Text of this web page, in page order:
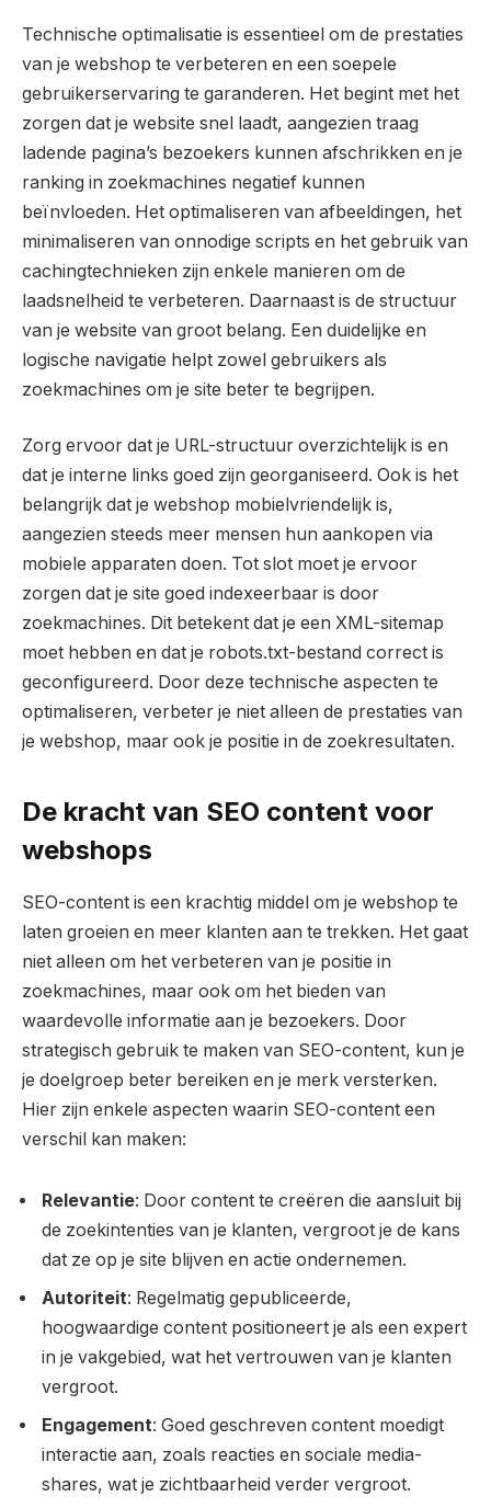
Technische optimalisatie is essentieel om de prestaties
van je webshop te verbeteren en een soepele
gebruikerservaring te garanderen. Het begint met het
zorgen dat je website snel laadt, aangezien traag
ladende pagina’s bezoekers kunnen afschrikken en je
ranking in zoekmachines negatief kunnen
beïnvloeden. Het optimaliseren van afbeeldingen, het
minimaliseren van onnodige scripts en het gebruik van
cachingtechnieken zijn enkele manieren om de
laadsnelheid te verbeteren. Daarnaast is de structuur
van je website van groot belang. Een duidelijke en
logische navigatie helpt zowel gebruikers als
zoekmachines om je site beter te begrijpen.
Zorg ervoor dat je URL-structuur overzichtelijk is en
dat je interne links goed zijn georganiseerd. Ook is het
belangrijk dat je webshop mobielvriendelijk is,
aangezien steeds meer mensen hun aankopen via
mobiele apparaten doen. Tot slot moet je ervoor
zorgen dat je site goed indexeerbaar is door
zoekmachines. Dit betekent dat je een XML-sitemap
moet hebben en dat je robots.txt-bestand correct is
geconfigureerd. Door deze technische aspecten te
optimaliseren, verbeter je niet alleen de prestaties van
je webshop, maar ook je positie in de zoekresultaten.
De kracht van SEO content voor
webshops
SEO-content is een krachtig middel om je webshop te
laten groeien en meer klanten aan te trekken. Het gaat
niet alleen om het verbeteren van je positie in
zoekmachines, maar ook om het bieden van
waardevolle informatie aan je bezoekers. Door
strategisch gebruik te maken van SEO-content, kun je
je doelgroep beter bereiken en je merk versterken.
Hier zijn enkele aspecten waarin SEO-content een
verschil kan maken:
Relevantie: Door content te creëren die aansluit bij
de zoekintenties van je klanten, vergroot je de kans
dat ze op je site blijven en actie ondernemen.
Autoriteit: Regelmatig gepubliceerde,
hoogwaardige content positioneert je als een expert
in je vakgebied, wat het vertrouwen van je klanten
vergroot.
Engagement: Goed geschreven content moedigt
interactie aan, zoals reacties en sociale media-
shares, wat je zichtbaarheid verder vergroot.